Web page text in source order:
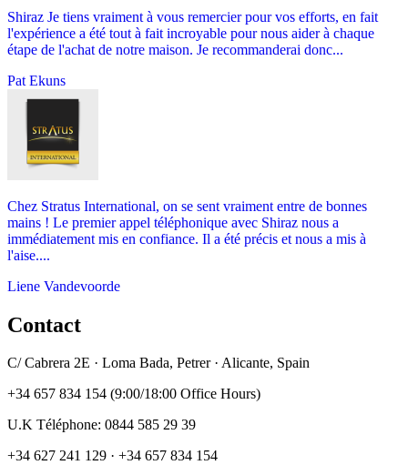
Shiraz Je tiens vraiment à vous remercier pour vos efforts, en fait
l'expérience a été tout à fait incroyable pour nous aider à chaque
étape de l'achat de notre maison. Je recommanderai donc...
Pat Ekuns
Chez Stratus International, on se sent vraiment entre de bonnes
mains ! Le premier appel téléphonique avec Shiraz nous a
immédiatement mis en confiance. Il a été précis et nous a mis à
l'aise....
Liene Vandevoorde
Contact
C/ Cabrera 2E · Loma Bada, Petrer · Alicante, Spain
+34 657 834 154 (9:00/18:00 Office Hours)
U.K Téléphone: 0844 585 29 39
+34 627 241 129 · +34 657 834 154